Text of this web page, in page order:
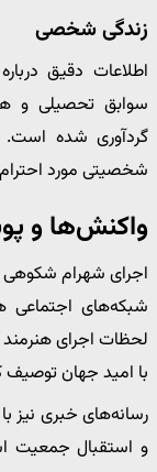
زندگی شخصی
اطلاعات دقیق
سوابق تحصیلی و
گردآوری شده است.
شخصیتی مورد
واکنش‌ها و
اجرای شهرام شکوهی
شبکه‌های اجتماعی
لحظات اجرای
با امید جهان توصیف
رسانه‌های خبری
و استقبال جمعیت